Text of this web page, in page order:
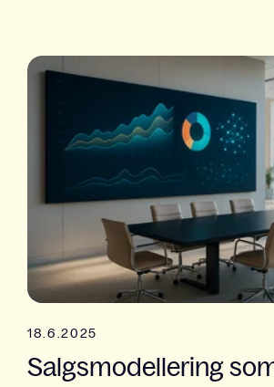
18.6.2025
Salgsmodellering